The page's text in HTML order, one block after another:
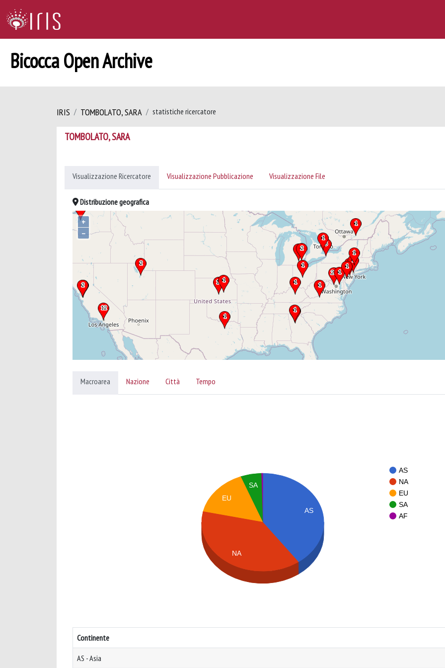
Bicocca Open Archive
IRIS TOMBOLATO, SARA statistiche ricercatore
TOMBOLATO, SARA
Visualizzazione Ricercatore Visualizzazione Pubblicazione Visualizzazione File
Distribuzione geografica
+
–
Macroarea Nazione Città Tempo
AS
NA
EU
SA
AF
AS
SA
EU
NA
Continente
AS - Asia